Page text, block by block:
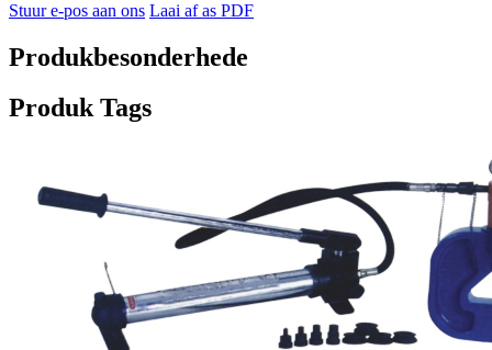
Stuur e-pos aan ons Laai af as PDF
Produkbesonderhede
Produk Tags